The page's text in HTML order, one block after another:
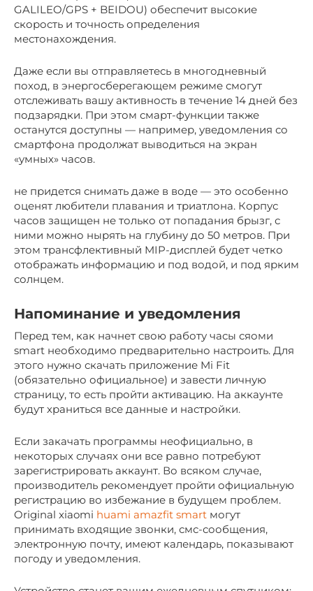
GALILEO/GPS + BEIDOU) обеспечит высокие
скорость и точность определения
местонахождения.
Даже если вы отправляетесь в многодневный
поход, в энергосберегающем режиме смогут
отслеживать вашу активность в течение 14 дней без
подзарядки. При этом смарт-функции также
останутся доступны — например, уведомления со
смартфона продолжат выводиться на экран
«умных» часов.
не придется снимать даже в воде — это особенно
оценят любители плавания и триатлона. Корпус
часов защищен не только от попадания брызг, с
ними можно нырять на глубину до 50 метров. При
этом трансфлективный MIP-дисплей будет четко
отображать информацию и под водой, и под ярким
солнцем.
Напоминание и уведомления
Перед тем, как начнет свою работу часы сяоми
smart необходимо предварительно настроить. Для
этого нужно скачать приложение Mi Fit
(обязательно официальное) и завести личную
страницу, то есть пройти активацию. На аккаунте
будут храниться все данные и настройки.
Если закачать программы неофициально, в
некоторых случаях они все равно потребуют
зарегистрировать аккаунт. Во всяком случае,
производитель рекомендует пройти официальную
регистрацию во избежание в будущем проблем.
Original xiaomi huami amazfit smart могут
принимать входящие звонки, смс-сообщения,
электронную почту, имеют календарь, показывают
погоду и уведомления.